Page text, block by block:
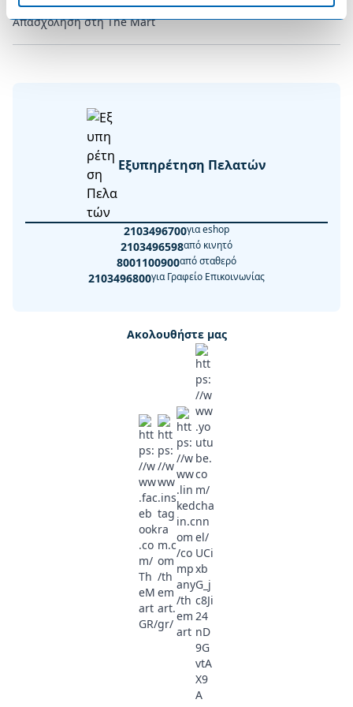
Απασχόληση στη The Mart
Εξυπηρέτηση Πελατών
2103496700για eshop
2103496598από κινητό
8001100900από σταθερό
2103496800για Γραφείο Επικοινωνίας
Ακολουθήστε μας